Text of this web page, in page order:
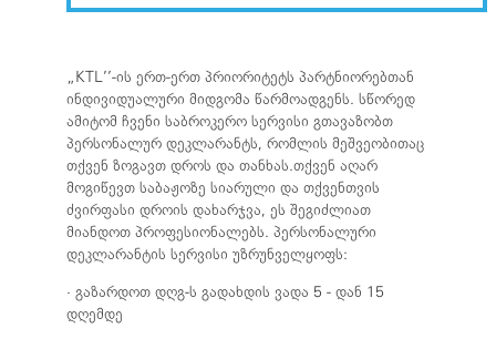
„KTL’’-ის ერთ-ერთ პრიორიტეტს პარტნიორებთან
ინდივიდუალური მიდგომა წარმოადგენს. სწორედ
ამიტომ ჩვენი საბროკერო სერვისი გთავაზობთ
პერსონალურ დეკლარანტს, რომლის მეშვეობითაც
თქვენ ზოგავთ დროს და თანხას.თქვენ აღარ
მოგიწევთ საბაჟოზე სიარული და თქვენთვის
ძვირფასი დროის დახარჯვა, ეს შეგიძლიათ
მიანდოთ პროფესიონალებს. პერსონალური
დეკლარანტის სერვისი უზრუნველყოფს:
• გაზარდოთ დღგ-ს გადახდის ვადა 5 - დან 15
დღემდე